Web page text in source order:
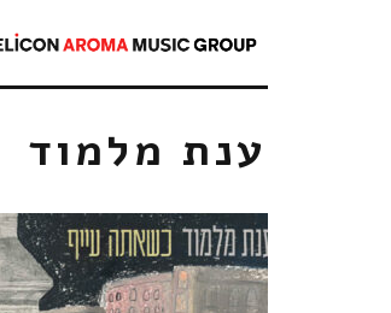
ענת מלמוד